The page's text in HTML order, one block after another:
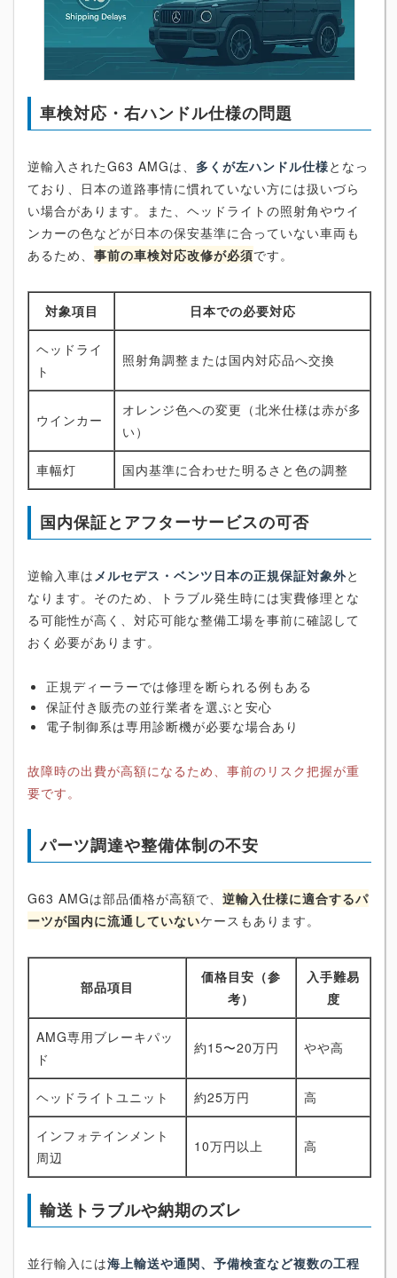
車検対応・右ハンドル仕様の問題
逆輸入されたG63 AMGは、 多くが左ハンドル仕様となっ
ており、日本の道路事情に慣れていない方には扱いづら
い場合があります。また、ヘッドライトの照射角やウイ
ンカーの色などが日本の保安基準に合っていない車両も
あるため、 事前の車検対応改修が必須です。
対象項目 日本での必要対応
ヘッドライ
ト
照射角調整または国内対応品へ交換
ウインカー
オレンジ色への変更（北米仕様は赤が多
い）
車幅灯 国内基準に合わせた明るさと色の調整
国内保証とアフターサービスの可否
逆輸入車はメルセデス・ベンツ日本の正規保証対象外と
なります。そのため、トラブル発生時には実費修理とな
る可能性が高く、対応可能な整備工場を事前に確認して
おく必要があります。
正規ディーラーでは修理を断られる例もある
保証付き販売の並行業者を選ぶと安心
電子制御系は専用診断機が必要な場合あり
故障時の出費が高額になるため、事前のリスク把握が重
要です。
パーツ調達や整備体制の不安
G63 AMGは部品価格が高額で、 逆輸入仕様に適合するパ
ーツが国内に流通していないケースもあります。
部品項目
価格目安（参
考）
入手難易
度
AMG専用ブレーキパッ
ド
約15〜20万円 やや高
ヘッドライトユニット 約25万円 高
インフォテインメント
周辺
10万円以上 高
輸送トラブルや納期のズレ
並行輸入には海上輸送や通関、予備検査など複数の工程